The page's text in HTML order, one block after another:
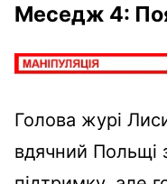
Меседж 4:
Голова журі
вдячний Польщі